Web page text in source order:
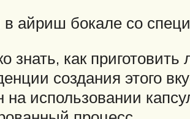
айриш бокале со
знать, как
создания этого
на использовании